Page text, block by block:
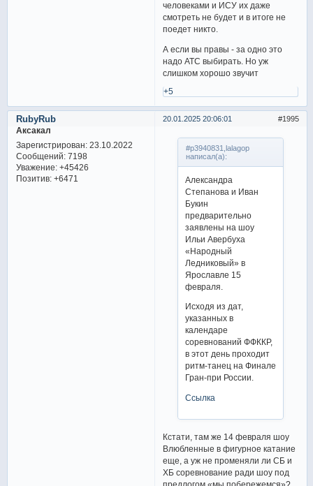
человеками и ИСУ их даже
смотреть не будет и в итоге не
поедет никто.
А если вы правы - за одно это
надо АТС выбирать. Но уж
слишком хорошо звучит
+5
1995
20.01.2025 20:06:01
RubyRub
Аксакал
Зарегистрирован: 23.10.2022
Сообщений:7198
Уважение: +45426
Позитив: +6471
#p3940831,lalagop
написал(а):
Александра
Степанова и Иван
Букин
предварительно
заявлены на шоу
Ильи Авербуха
«Народный
Ледниковый» в
Ярославле 15
февраля.
Исходя из дат,
указанных в
календаре
соревнований ФФККР,
в этот день проходит
ритм-танец на Финале
Гран-при России.
Ссылка
Кстати, там же 14 февраля шоу
Влюбленные в фигурное катание
еще, а уж не променяли ли СБ и
ХБ соревнование ради шоу под
предлогом «мы побережемся»?